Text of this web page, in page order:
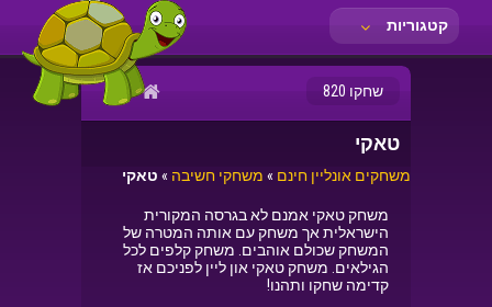
קטגוריות
שחקו 820
טאקי
משחקים אונליין חינם » משחקי חשיבה » טאקי
משחק טאקי אמנם לא בגרסה המקורית
הישראלית אך משחק עם אותה המטרה של
המשחק שכולם אוהבים. משחק קלפים לכל
הגילאים. משחק טאקי און ליין לפניכם אז
קדימה שחקו ותהנו!